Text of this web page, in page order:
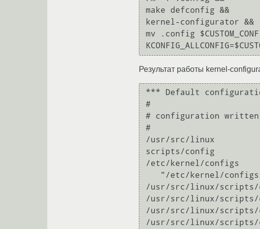
make defconfig &&
kernel-configurator &&
mv .config
Результат работы kernel-
*** Default
#
# configuration
#
/usr/src/linux
scripts/config
/etc/kernel/configs
/usr/src/linux/scripts/
/usr/src/linux/scripts/
/usr/src/linux/scripts/
/usr/src/linux/